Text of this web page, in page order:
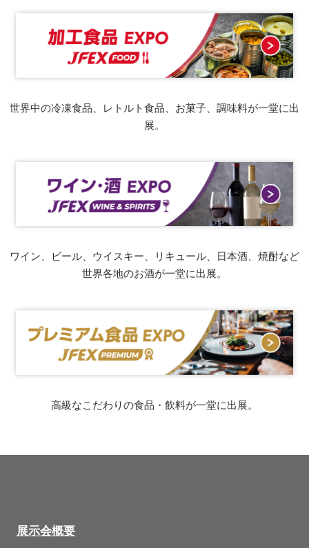
世界中の冷凍食品、レトルト食品、お菓子、調味料が一堂に出
展。
ワイン、ビール、ウイスキー、リキュール、日本酒、焼酎など
世界各地のお酒が一堂に出展。
高級なこだわりの食品・飲料が一堂に出展。
展示会概要